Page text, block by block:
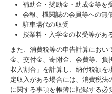
補助金・奨励金・助成金等を
会報、機関誌の会員等への無
駐車場代の収受
授業料・入学金の収受等があ
また、消費税等の申告計算にお
金、交付金、寄附金、会費等、負
収入割合」を計算し、納付税額
定収入がある場合には、消費税法
に関する事項を帳簿に記録する必